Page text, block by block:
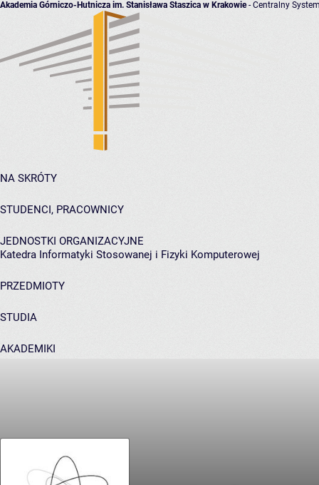
Akademia Górniczo-Hutnicza im. Stanisława Staszica w Krakowie- Centralny
NA SKRÓTY
STUDENCI, PRACOWNICY
JEDNOSTKI ORGANIZACYJNE
Katedra Informatyki Stosowanej i Fizyki Komputerowej
PRZEDMIOTY
STUDIA
AKADEMIKI